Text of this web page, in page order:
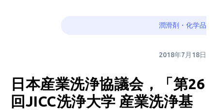
潤滑剤・化学品
2018年7月18日
日本産業洗浄協議会，「第26
回JICC洗浄大学 産業洗浄基